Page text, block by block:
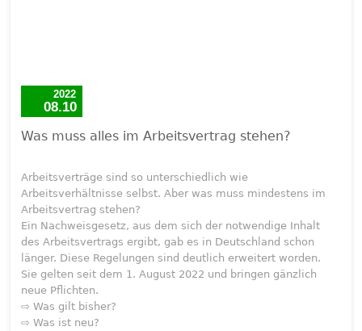
2022
08.10
Was muss alles im Arbeitsvertrag stehen?
Arbeitsverträge sind so unterschiedlich wie
Arbeitsverhältnisse selbst. Aber was muss mindestens im
Arbeitsvertrag stehen?
Ein Nachweisgesetz, aus dem sich der notwendige Inhalt
des Arbeitsvertrags ergibt, gab es in Deutschland schon
länger. Diese Regelungen sind deutlich erweitert worden.
Sie gelten seit dem 1. August 2022 und bringen gänzlich
neue Pflichten.
⇨ Was gilt bisher?
⇨ Was ist neu?